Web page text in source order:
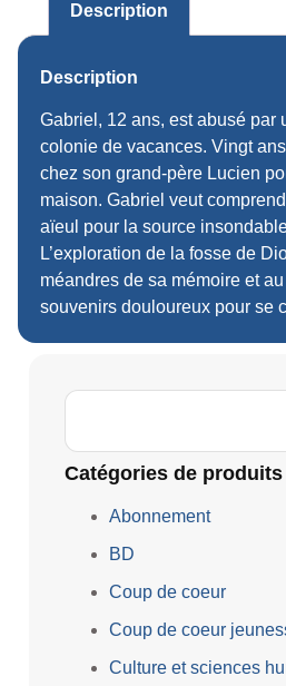
Description
Description
Gabriel, 12 ans, est abusé par
colonie de vacances. Vingt
chez son grand-père Lucien
maison. Gabriel veut
aïeul pour la source
L’exploration de la fosse de
méandres de sa mémoire et
souvenirs douloureux pour se
Catégories de produits
Abonnement
BD
Coup de coeur
Coup de coeur
Culture et sciences